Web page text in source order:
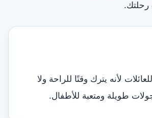
رحلتك.
لأنه يترك وقتًا للراحة ولا
طويلة ومتعبة للأطفال.